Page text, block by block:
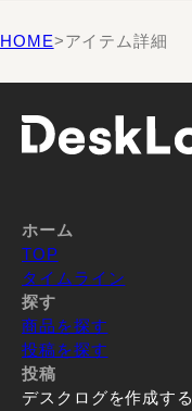
HOME>アイテム詳細
ホーム
TOP
タイムライン
探す
商品を探す
投稿を探す
投稿
デスクログを作成する